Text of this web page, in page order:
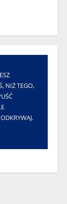
NIŻ TEGO,